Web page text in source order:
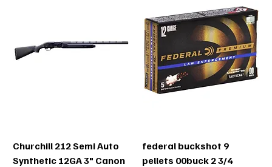
Churchill 212 Semi Auto
Synthetic 12GA 3" Canon
federal buckshot 9
pellets 00buck 2 3/4